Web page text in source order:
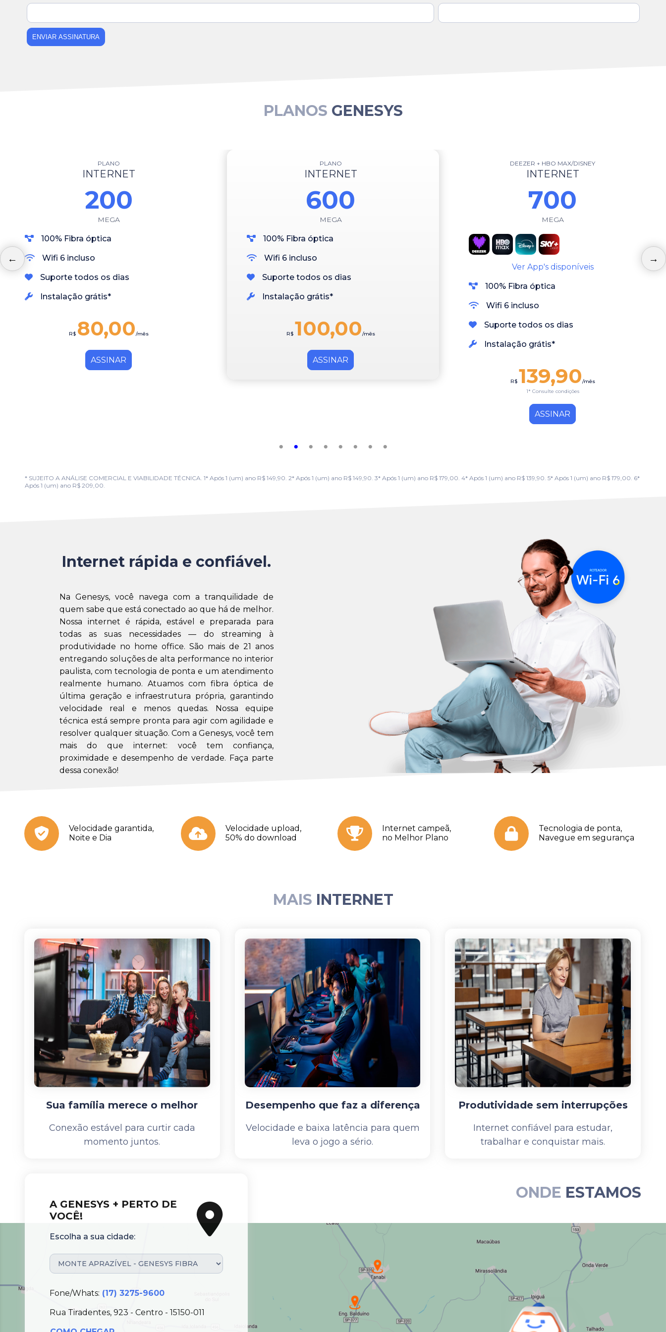
ENVIAR ASSINATURA
PLANOS GENESYS
PLANO
INTERNET
200
MEGA
100% Fibra óptica
Wifi 6 incluso
Suporte todos os dias
Instalação grátis*
R$ 80,00/mês
ASSINAR
PLANO
INTERNET
600
MEGA
100% Fibra óptica
Wifi 6 incluso
Suporte todos os dias
Instalação grátis*
R$ 100,00/mês
ASSINAR
DEEZER + HBO MAX/DISNEY
INTERNET
700
MEGA
Ver App's disponíveis
100% Fibra óptica
Wifi 6 incluso
Suporte todos os dias
Instalação grátis*
R$ 139,90/mês
1* Consulte condições
ASSINAR
* SUJEITO A ANÁLISE COMERCIAL E VIABILIDADE TÉCNICA. 1* Após 1 (um) ano R$ 149,90. 2* Após 1 (um) ano R$ 149,90. 3* Após 1 (um) ano R$ 179,00. 4* Após 1 (um) ano R$ 139,90. 5* Após 1 (um) ano R$ 179,00. 6*
Após 1 (um) ano R$ 209,00.
Internet rápida e confiável.
Na Genesys, você navega com a tranquilidade de
quem sabe que está conectado ao que há de melhor.
Nossa internet é rápida, estável e preparada para
todas as suas necessidades — do streaming à
produtividade no home office. São mais de 21 anos
entregando soluções de alta performance no interior
paulista, com tecnologia de ponta e um atendimento
realmente humano. Atuamos com fibra óptica de
última geração e infraestrutura própria, garantindo
velocidade real e menos quedas. Nossa equipe
técnica está sempre pronta para agir com agilidade e
resolver qualquer situação. Com a Genesys, você tem
mais do que internet: você tem confiança,
proximidade e desempenho de verdade. Faça parte
dessa conexão!
Velocidade garantida,
Noite e Dia
Velocidade upload,
50% do download
Internet campeã,
no Melhor Plano
Tecnologia de ponta,
Navegue em segurança
MAIS INTERNET
Sua família merece o melhor
Conexão estável para curtir cada
momento juntos.
Desempenho que faz a diferença
Velocidade e baixa latência para quem
leva o jogo a sério.
Produtividade sem interrupções
Internet confiável para estudar,
trabalhar e conquistar mais.
ONDE ESTAMOS
A GENESYS + PERTO DE
VOCÊ!
Escolha a sua cidade:
Fone/Whats: (17) 3275-9600
Rua Tiradentes, 923 - Centro - 15150-011